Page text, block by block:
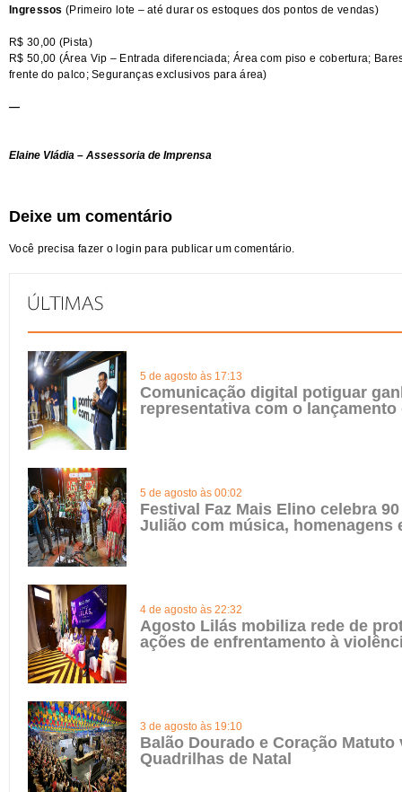
Ingressos (Primeiro lote – até durar os estoques dos pontos de vendas)
R$ 30,00 (Pista)
R$ 50,00 (Área Vip – Entrada diferenciada; Área com piso e cobertura;
frente do palco; Seguranças exclusivos para área)
—
Elaine Vládia – Assessoria de Imprensa
Deixe um comentário
Você precisa fazer o login para publicar um comentário.
5 de agosto às 17:13
Comunicação digital potiguar
representativa com o lançamento
5 de agosto às 00:02
Festival Faz Mais Elino celebra
Julião com música, homenagens
4 de agosto às 22:32
Agosto Lilás mobiliza rede de
ações de enfrentamento à
3 de agosto às 19:10
Balão Dourado e Coração Matuto
Quadrilhas de Natal